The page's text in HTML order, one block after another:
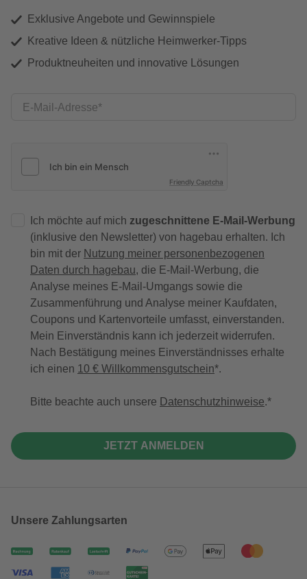
Exklusive Angebote und Gewinnspiele
Kreative Ideen & nützliche Heimwerker-Tipps
Produktneuheiten und innovative Lösungen
E-Mail-Adresse
Friendly Captcha
Ich möchte auf mich zugeschnittene E-Mail-Werbung
(inklusive den Newsletter) von hagebau erhalten. Ich
bin mit der Nutzung meiner personenbezogenen
Daten durch hagebau, die E-Mail-Werbung, die
Analyse meines E-Mail-Umgangs sowie die
Zusammenführung und Analyse meiner Kaufdaten,
Coupons und Kartenvorteile umfasst, einverstanden.
Mein Einverständnis kann ich jederzeit widerrufen.
Nach Bestätigung meines Einverständnisses erhalte
ich einen 10 € Willkommensgutschein*.
Bitte beachte auch unsere Datenschutzhinweise.
JETZT ANMELDEN
Unsere Zahlungsarten